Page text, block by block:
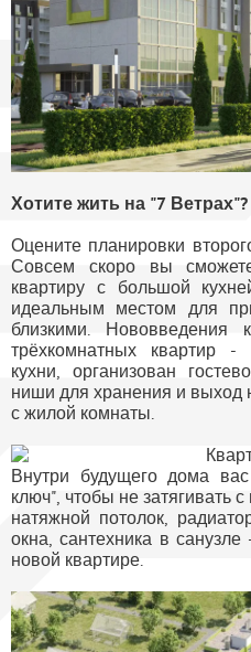
Хотите жить на "7 Ветрах"?
Оцените планировки
Совсем скоро вы
квартиру с большой
идеальным местом для
близкими. Нововведения
трёхкомнатных квартир -
кухни, организован
ниши для хранения и выход
с жилой комнаты.
Внутри будущего дома
ключ", чтобы не затягивать
натяжной потолок,
окна, сантехника в
новой квартире.